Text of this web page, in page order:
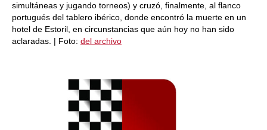
simultáneas y jugando torneos) y cruzó, finalmente, al flanco
portugués del tablero ibérico, donde encontró la muerte en un
hotel de Estoril, en circunstancias que aún hoy no han sido
aclaradas. | Foto: del archivo